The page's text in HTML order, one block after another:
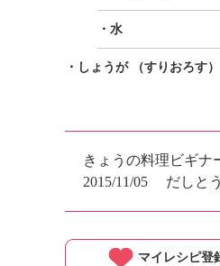
・水
・しょうが（すりおろす）
きょうの料理ビギナ
2015/11/05
だしと
マイレシピ登